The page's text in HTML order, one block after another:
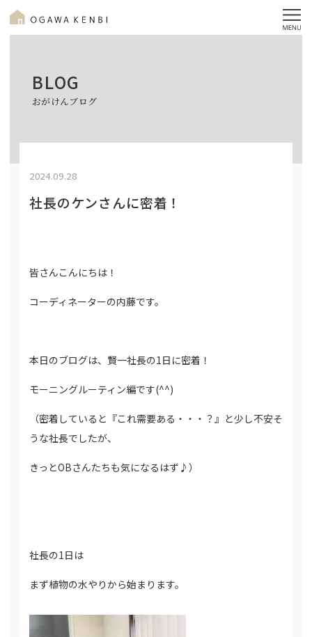
BLOG
おがけんブログ
2024.09.28
社長のケンさんに密着！
皆さんこんにちは！
コーディネーターの内藤です。
本日のブログは、賢一社長の1日に密着！
モーニングルーティン編です(^^)
（密着していると『これ需要ある・・・？』と少し不安そ
うな社長でしたが、
きっとOBさんたちも気になるはず♪）
社長の1日は
まず植物の水やりから始まります。